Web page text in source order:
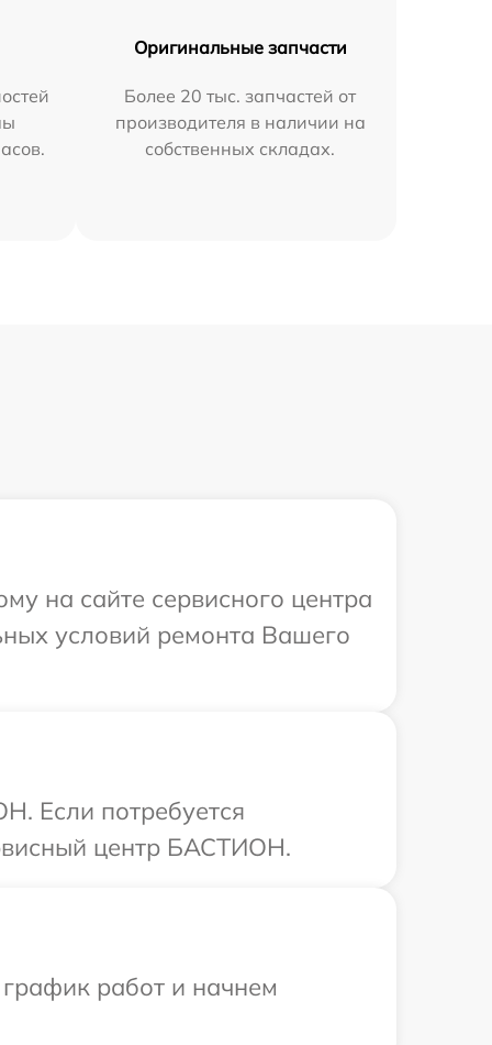
Оригинальные запчасти
Более 20 тыс. запчастей от
производителя в наличии на
собственных складах.
на сайте сервисного центра
условий ремонта Вашего
Если потребуется
центр БАСТИОН.
работ и начнем